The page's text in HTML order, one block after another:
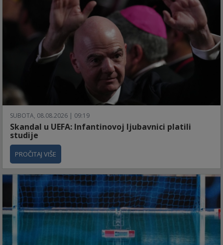
SUBOTA, 08.08.2026 | 09:19
Skandal u UEFA: Infantinovoj ljubavnici platili
studije
PROČITAJ VIŠE